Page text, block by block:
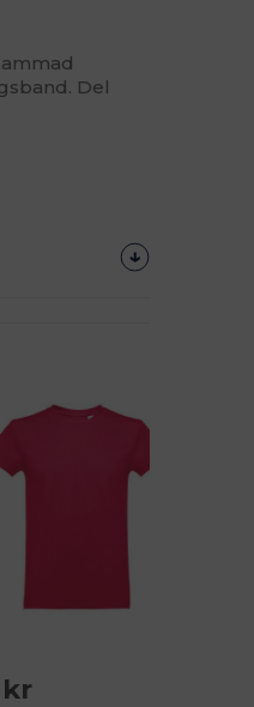
Del
kr